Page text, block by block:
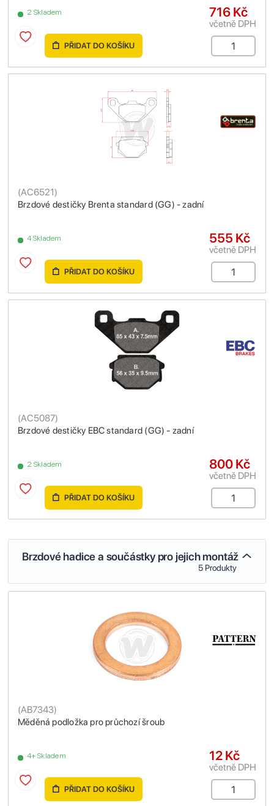
2 Skladem 716 Kč
včetně DPH
PŘIDAT DO KOŠÍKU
Brzdové destičky Brenta standard (GG) - zadní
(AC6521)
4 Skladem 555 Kč
včetně DPH
PŘIDAT DO KOŠÍKU
Brzdové destičky EBC standard (GG) - zadní
(AC5087)
2 Skladem 800 Kč
včetně DPH
PŘIDAT DO KOŠÍKU
Brzdové hadice a součástky pro jejich montáž
5 Produkty
Měděná podložka pro průchozí šroub
(AB7343)
4+ Skladem 12 Kč
včetně DPH
PŘIDAT DO KOŠÍKU